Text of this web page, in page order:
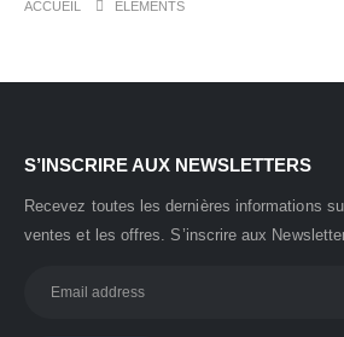
ACCUEIL ELEMENTS
S’INSCRIRE AUX NEWSLETTERS
Recevez toutes les dernières informations
ventes et les offres. S’inscrire aux